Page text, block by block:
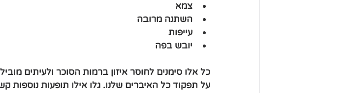
צמא
השתנה מרובה
עייפות
יובש בפה
כל אלו סימנים לחוסר איזון ברמות הסוכר ולעיתים
על תפקוד כל האיברים שלנו. גלו אילו תופעות נוספות